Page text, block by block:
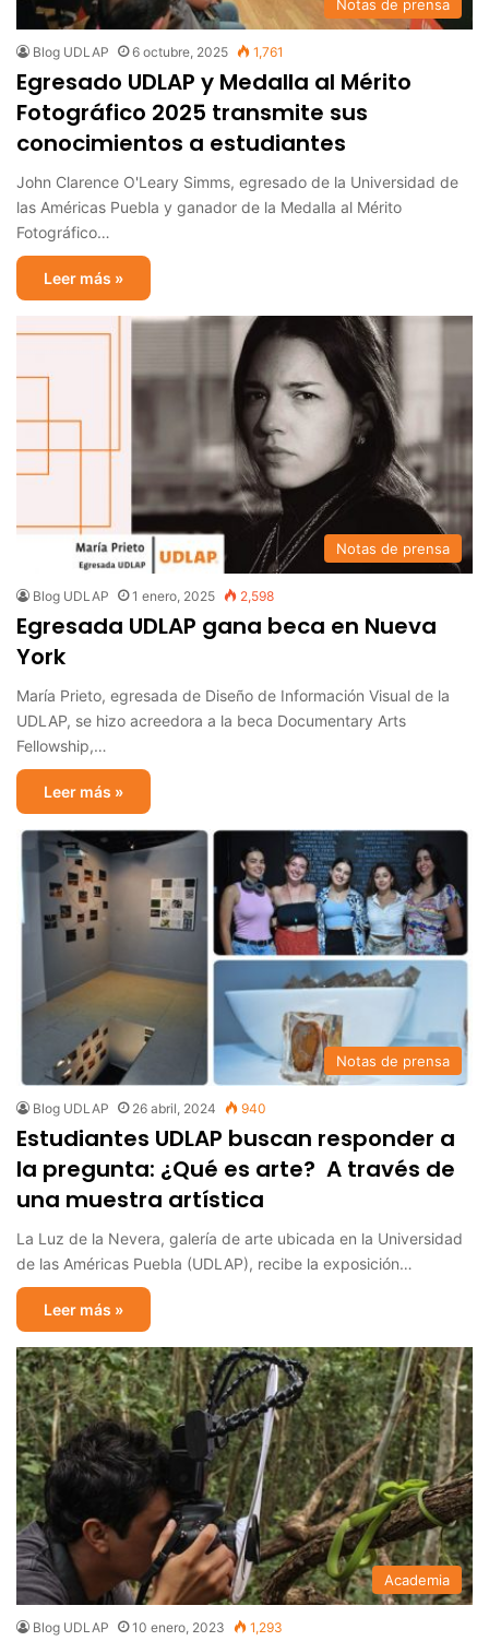
Notas de prensa
Blog UDLAP 6 octubre, 2025 1,761
Egresado UDLAP y Medalla al Mérito
Fotográfico 2025 transmite sus
conocimientos a estudiantes
John Clarence O'Leary Simms, egresado de la Universidad de
las Américas Puebla y ganador de la Medalla al Mérito
Fotográfico…
Leer más »
Notas de prensa
Blog UDLAP 1 enero, 2025 2,598
Egresada UDLAP gana beca en Nueva
York
María Prieto, egresada de Diseño de Información Visual de la
UDLAP, se hizo acreedora a la beca Documentary Arts
Fellowship,…
Leer más »
Notas de prensa
Blog UDLAP 26 abril, 2024 940
Estudiantes UDLAP buscan responder a
la pregunta: ¿Qué es arte? A través de
una muestra artística
La Luz de la Nevera, galería de arte ubicada en la Universidad
de las Américas Puebla (UDLAP), recibe la exposición…
Leer más »
Academia
Blog UDLAP 10 enero, 2023 1,293